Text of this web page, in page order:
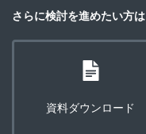
さらに検討を進めたい方は
資料ダウンロード